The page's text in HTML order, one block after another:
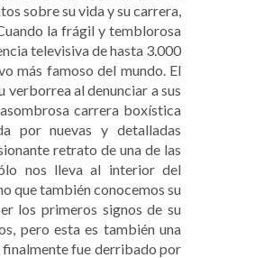
sobre su vida y su carrera,
la frágil y temblorosa
televisiva de hasta 3.000
más famoso del mundo. El
verborrea al denunciar a sus
carrera boxística
por nuevas y detalladas
retrato de una de las
nos lleva al interior del
que también conocemos su
los primeros signos de su
pero esta es también una
finalmente fue derribado por